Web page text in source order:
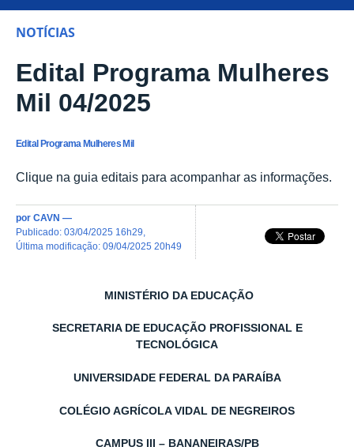
NOTÍCIAS
Edital Programa Mulheres
Mil 04/2025
Edital Programa Mulheres Mil
Clique na guia editais para acompanhar as informações.
por CAVN —
publicado: 03/04/2025 16h29
última modificação: 09/04/2025 20h49
MINISTÉRIO DA EDUCAÇÃO
SECRETARIA DE EDUCAÇÃO PROFISSIONAL E
TECNOLÓGICA
UNIVERSIDADE FEDERAL DA PARAÍBA
COLÉGIO AGRÍCOLA VIDAL DE NEGREIROS
CAMPUS III – BANANEIRAS/PB